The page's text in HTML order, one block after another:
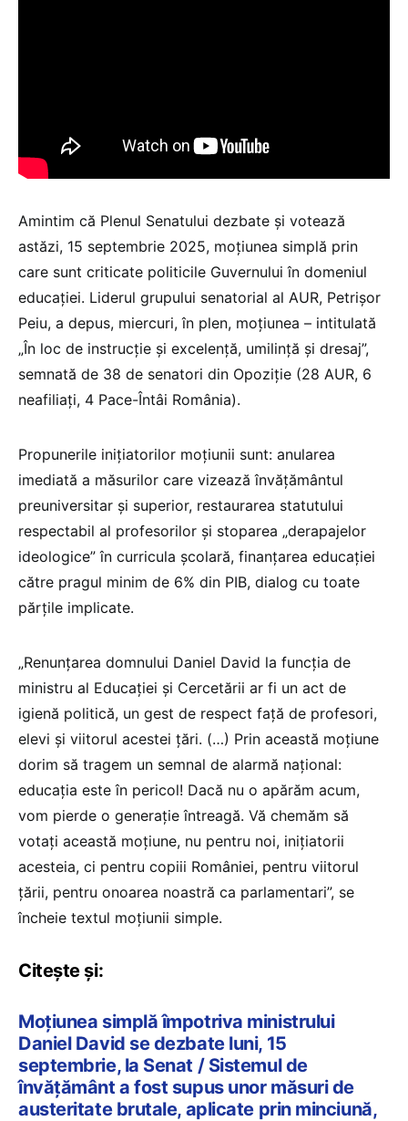
Amintim că Plenul Senatului dezbate și votează
astăzi, 15 septembrie 2025, moțiunea simplă prin
care sunt criticate politicile Guvernului în domeniul
educației. Liderul grupului senatorial al AUR, Petrișor
Peiu, a depus, miercuri, în plen, moțiunea – intitulată
„În loc de instrucție și excelență, umilință și dresaj”,
semnată de 38 de senatori din Opoziție (28 AUR, 6
neafiliați, 4 Pace-Întâi România).
Propunerile inițiatorilor moțiunii sunt: anularea
imediată a măsurilor care vizează învățământul
preuniversitar și superior, restaurarea statutului
respectabil al profesorilor și stoparea „derapajelor
ideologice” în curricula școlară, finanțarea educației
către pragul minim de 6% din PIB, dialog cu toate
părțile implicate.
„Renunțarea domnului Daniel David la funcția de
ministru al Educației și Cercetării ar fi un act de
igienă politică, un gest de respect față de profesori,
elevi și viitorul acestei țări. (…) Prin această moțiune
dorim să tragem un semnal de alarmă național:
educația este în pericol! Dacă nu o apărăm acum,
vom pierde o generație întreagă. Vă chemăm să
votați această moțiune, nu pentru noi, inițiatorii
acesteia, ci pentru copiii României, pentru viitorul
țării, pentru onoarea noastră ca parlamentari”, se
încheie textul moțiunii simple.
Citește și:
Moțiunea simplă împotriva ministrului
Daniel David se dezbate luni, 15
septembrie, la Senat / Sistemul de
învățământ a fost supus unor măsuri de
austeritate brutale, aplicate prin minciună,